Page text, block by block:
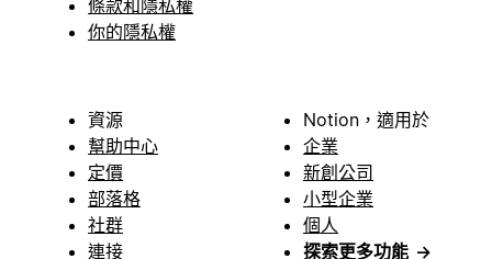
條款和隱私權
你的隱私權
資源
幫助中心
定價
部落格
社群
連接
Notion，適用於
企業
新創公司
小型企業
個人
探索更多功能 →